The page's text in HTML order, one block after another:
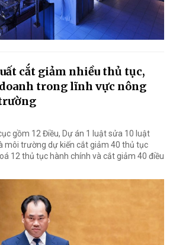
cắt giảm nhiều thủ tục,
trong lĩnh vực nông
gồm 12 Điều, Dự án 1 luật sửa 10 luật
môi trường dự kiến cắt giảm 40 thủ tục
12 thủ tục hành chính và cắt giảm 40 điều